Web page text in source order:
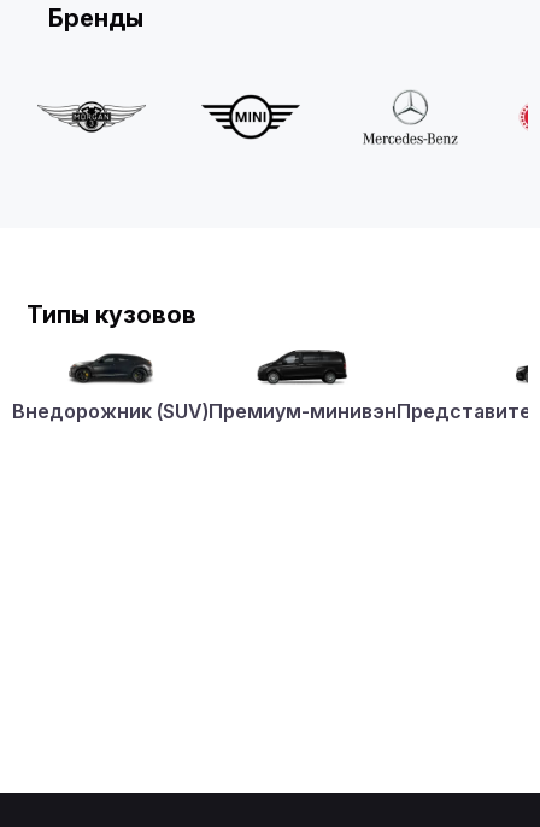
Бренды
Типы кузовов
Внедорожник (SUV)Премиум-минивэн